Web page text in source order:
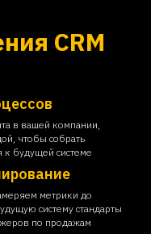
CRM
в вашей компании,
чтобы собрать
будущей системе
метрики до
систему стандарты
по продажам